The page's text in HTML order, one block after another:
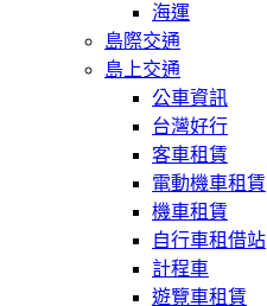
海運
島際交通
島上交通
公車資訊
台灣好行
客車租賃
電動機車租賃
機車租賃
自行車租借站
計程車
遊覽車租賃